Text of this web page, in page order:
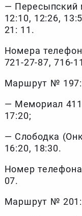
— Пересыпский
12:10, 12:26,
21: 11.
Номера
721-27-87, 716-
Маршрут № 197:
— Мемориал
17:20;
— Слободка
16:20, 18:30.
Номер
07.
Маршрут № 201: